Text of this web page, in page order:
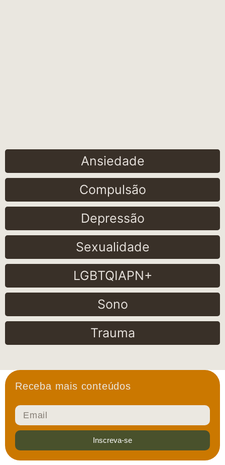
Ansiedade
Compulsão
Depressão
Sexualidade
LGBTQIAPN+
Sono
Trauma
Receba mais conteúdos
Inscreva-se